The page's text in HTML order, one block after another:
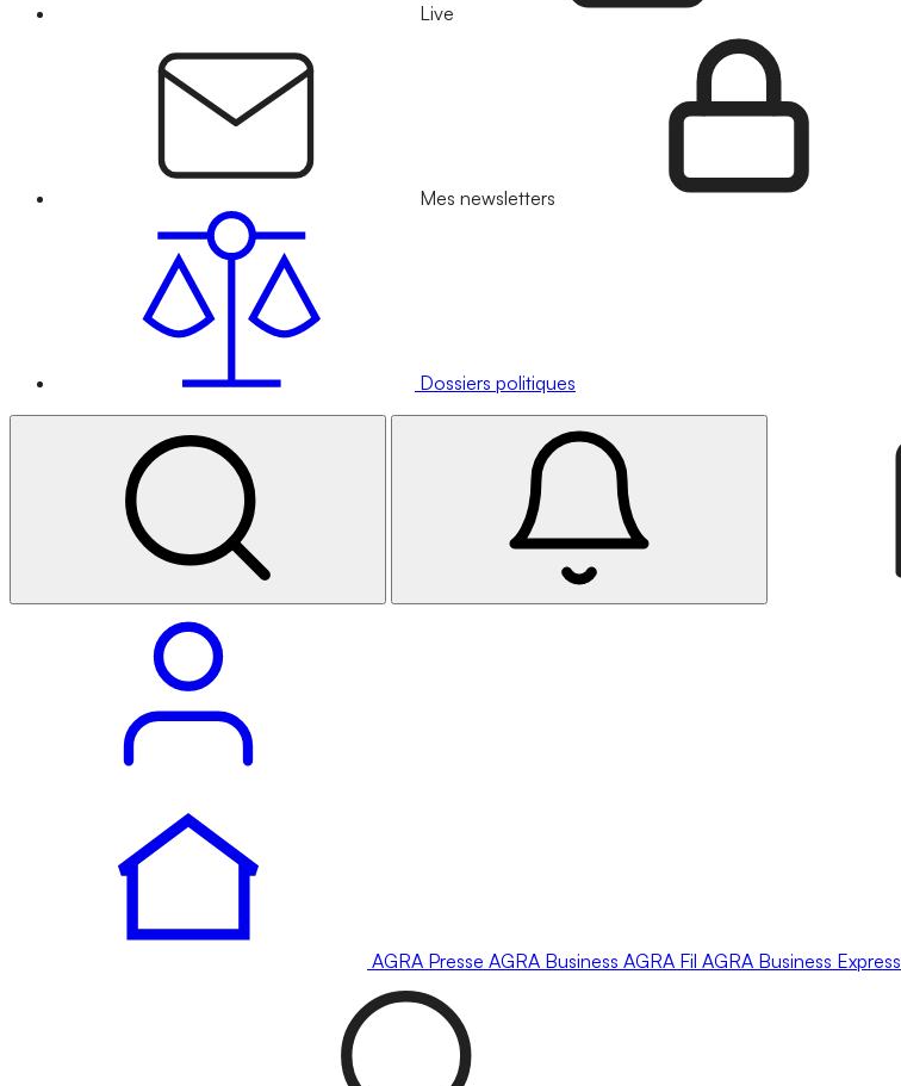
Live
Mes newsletters
Dossiers politiques
AGRA Presse AGRA Business AGRA Fil AGRA Business Express